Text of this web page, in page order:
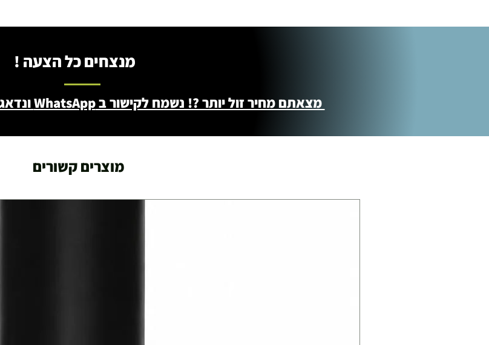
מנצחים כל הצעה !
מצאתם מחיר זול יותר ?! נשמח לקישור ב WhatsApp ונדאג שתשלמו פחות - 046722171
מוצרים קשורים